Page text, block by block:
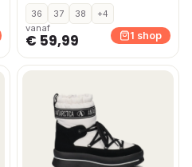
36 37 38
+4
vanaf
€ 59,99 1 shop